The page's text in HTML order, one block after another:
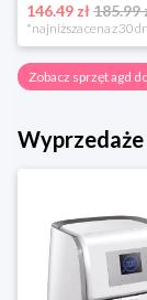
146.49 zł185.99
Zobacz sprzęt agd